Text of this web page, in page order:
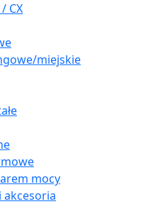
CX
miejskie
mocy
akcesoria